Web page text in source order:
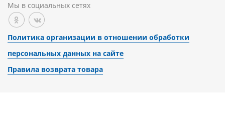
Мы в социальных сетях
Политика организации в отношении обработки
персональных данных на сайте
Правила возврата товара